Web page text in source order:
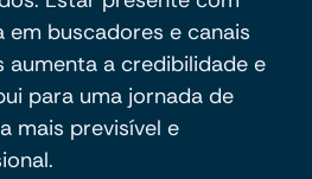
em buscadores e canais
aumenta a credibilidade e
para uma jornada de
mais previsível e